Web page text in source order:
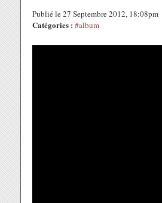
Publié le 27 Septembre 2012, 18:08pm
Catégories : #album